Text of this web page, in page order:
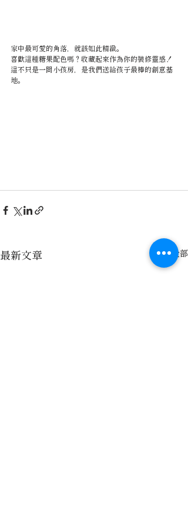
家中最可愛的角落，就該如此精緻。
喜歡這種糖果配色嗎？收藏起來作為你的裝修靈感！
這不只是一間小孩房，是我們送給孩子最棒的創意基
地。
最新文章 查看全部